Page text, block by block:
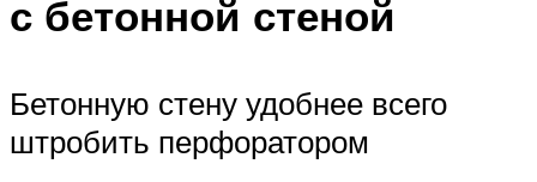
с бетонной стеной
Бетонную стену удобнее всего
штробить перфоратором